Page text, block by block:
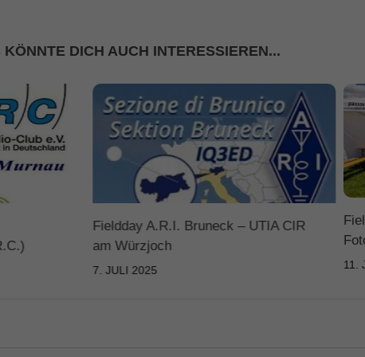
KÖNNTE DICH AUCH INTERESSIEREN...
Fieldday A.R.I. Bruneck – UTIA CIR
am Würzjoch
7. JULI 2025 11.